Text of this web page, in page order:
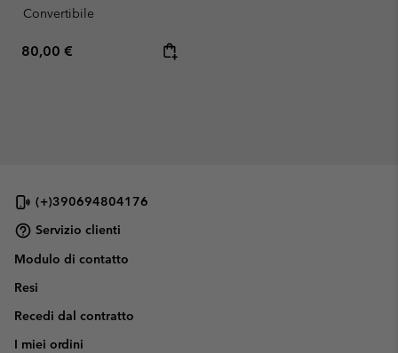
Convertibile
Regular price:
80,00 €
(+)390694804176
Servizio clienti
Modulo di contatto
Resi
Recedi dal contratto
I miei ordini